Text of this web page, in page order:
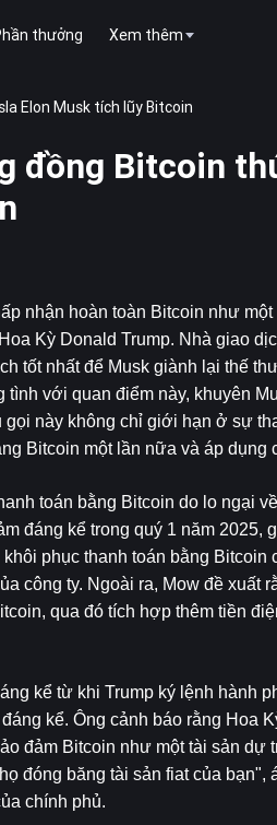
thưởng Xem thêm
Elon Musk tích lũy Bitcoin
đồng Bitcoin
nhận hoàn toàn Bitcoin như
Kỳ Donald Trump. Nhà giao
tốt nhất để Musk giành lại thế
với quan điểm này, khuyên
này không chỉ giới hạn ở sự
Bitcoin một lần nữa và áp
toán bằng Bitcoin do lo ngại
đáng kể trong quý 1 năm 2025,
phục thanh toán bằng Bitcoin
công ty. Ngoài ra, Mow đề xuất
qua đó tích hợp thêm tiền
kể từ khi Trump ký lệnh hành
kể. Ông cảnh báo rằng Hoa
đảm Bitcoin như một tài sản dự
đóng băng tài sản fiat của bạn",
chính phủ.